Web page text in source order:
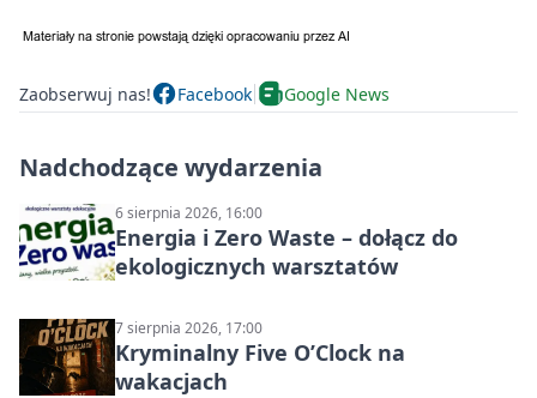
Zaobserwuj nas! Facebook Google News
Nadchodzące wydarzenia
6 sierpnia 2026, 16:00
Energia i Zero Waste – dołącz do
ekologicznych warsztatów
7 sierpnia 2026, 17:00
Kryminalny Five O’Clock na
wakacjach